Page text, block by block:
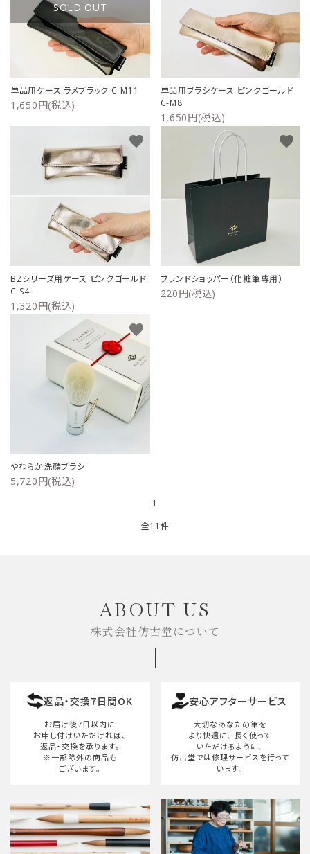
SOLD OUT
単品用ケース ラメブラック C-M11
1,650円(税込)
単品用ブラシケース ピンクゴールド
C-M8
1,650円(税込)
BZシリーズ用ケース ピンクゴールド
C-S4
1,320円(税込)
favorite
ブランドショッパー（化粧筆専用）
220円(税込)
favorite
やわらか洗顔ブラシ
5,720円(税込)
favorite
1
全11件
検索する
ABOUT US
株式会社仿古堂について
返品・交換7日間OK
お届け後7日以内に
お申し付けいただければ、
返品・交換を承ります。
※一部除外の商品も
ございます。
安心アフターサービス
大切なあなたの筆を
より快適に、 長く使って
いただけるように、
仿古堂では修理サービスを行って
います。